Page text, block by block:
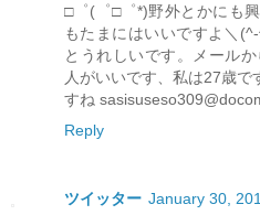
□゜(゜□゜*)野外とかにも
もたまにはいいですよ＼
とうれしいです。メール
人がいいです、私は27歳で
すね
Reply
ツイッター January 30,